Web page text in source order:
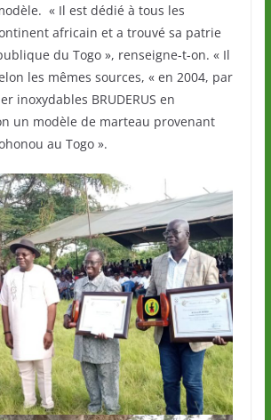
« Il est dédié à tous les
africain et a trouvé sa patrie
du Togo », renseigne-t-on. « Il
les mêmes sources, « en 2004, par
inoxydables BRUDERUS en
un modèle de marteau provenant
au Togo ».